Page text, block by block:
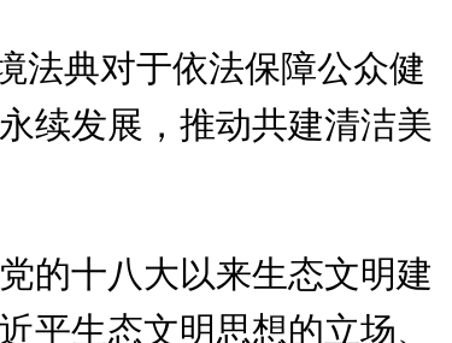
法典对于依法保障公众健
续发展，推动共建清洁美
的十八大以来生态文明建
平生态文明思想的立场、